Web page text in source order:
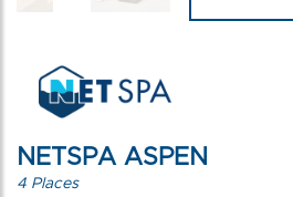
NETSPA ASPEN
4 Places